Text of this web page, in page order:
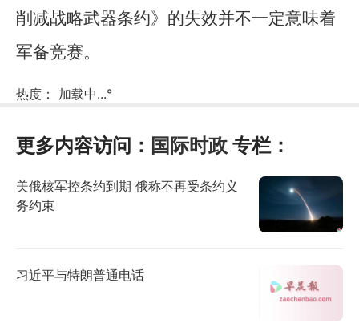
削减战略武器条约》的失效并不一定意味着
军备竞赛。
热度： 加载中...°
更多内容访问： 国际时政 专栏：
美俄核军控条约到期 俄称不再受条约义
务约束
习近平与特朗普通电话